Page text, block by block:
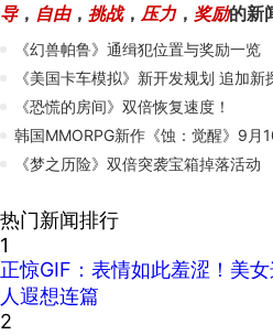
导， 自由， 挑战， 压力， 奖励的新
《幻兽帕鲁》通缉犯位置与奖励一览
《美国卡车模拟》新开发规划 追加
《恐慌的房间》双倍恢复速度！
韩国MMORPG新作《蚀：觉醒》9月
《梦之历险》双倍突袭宝箱掉落活动
热门新闻排行
1
正惊GIF：表情如此羞涩！美
人遐想连篇
2